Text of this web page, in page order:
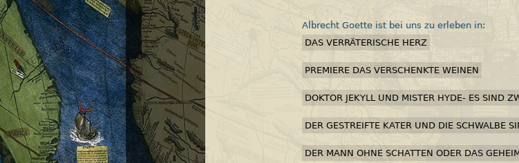
Albrecht Goette ist bei uns zu erleben in:
DAS VERRÄTERISCHE HERZ
PREMIERE DAS VERSCHENKTE WEINEN
DOKTOR JEKYLL UND MISTER HYDE- ES SIND
DER GESTREIFTE KATER UND DIE SCHWALBE
DER MANN OHNE SCHATTEN ODER DAS